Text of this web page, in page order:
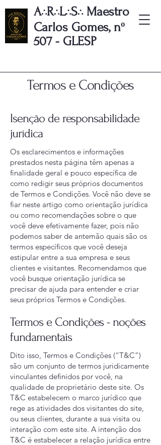
A∴R∴L∴S∴Maestro
Carlos Gomes, nº
507 - GLESP
Termos e Condições
Isenção de responsabilidade
jurídica
Os esclarecimentos e informações
prestados nesta página têm apenas a
finalidade geral e pouco específica de
como redigir seus próprios documentos
de Termos e Condições. Você não deve se
fiar neste artigo como orientação jurídica
ou como recomendações sobre o que
você deve efetivamente fazer, pois não
podemos saber de antemão quais são os
termos específicos que você deseja
estipular entre a sua empresa e seus
clientes e visitantes. Recomendamos que
você busque orientação jurídica se
precisar de ajuda para entender e criar
seus próprios Termos e Condições.
Termos e Condições - noções
fundamentais
Dito isso, Termos e Condições (“T&C”)
são um conjunto de termos juridicamente
vinculantes definidos por você, na
qualidade de proprietário deste site. Os
T&C estabelecem o marco jurídico que
rege as atividades dos visitantes do site,
ou seus clientes, durante a sua visita ou
interação com este site. A intenção dos
T&C é estabelecer a relação jurídica entre